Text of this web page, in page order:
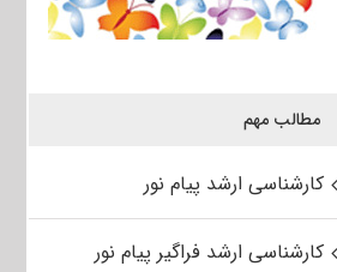
مطالب مهم
کارشناسی ارشد پیام نور
کارشناسی ارشد فراگیر پیام نور